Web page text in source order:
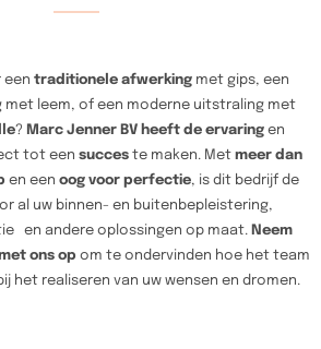
een traditionele afwerking met gips, een
met leem, of een moderne uitstraling met
? Marc Jenner BV heeft de ervaringen
tot een succes te maken. Met meer dan
en een oog voor perfectie, is dit bedrijf de
al uw binnen- en buitenbepleistering,
en andere oplossingen op maat. Neem
ons op om te ondervinden hoe het team
het realiseren van uw wensen en dromen.